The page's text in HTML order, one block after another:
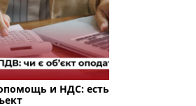
и НДС: есть